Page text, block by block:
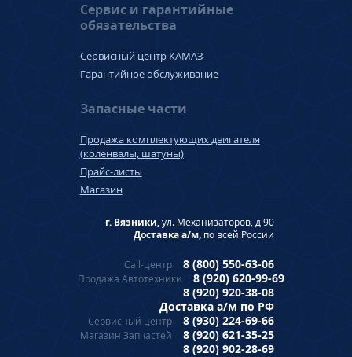
Сервис и гарантийные
обязательства
Сервисный центр КАМАЗ
Гарантийное обслуживание
Запасные части
Продажа комплектующих двигателя
(коленвалы, шатуны)
Прайс-листы
Магазин
г. Вязники,ул. Механизаторов, д 90
Доставка а/м, по всей России
Call-центр 8 (800) 550-63-06
Продажа Автотехники
8 (920) 620-99-69
8 (920) 920-38-08
Доставка а/м по РФ
Сервисный центр 8 (930) 224-69-66
Магазин Запчастей
8 (920) 621-35-25
8 (920) 902-28-69